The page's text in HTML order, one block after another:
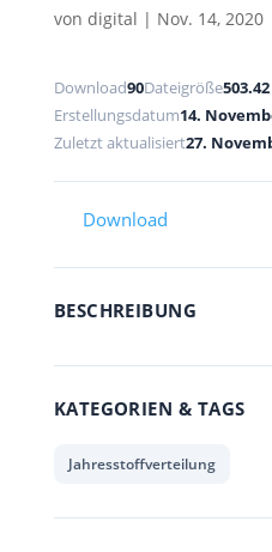
von digital | Nov. 14, 2020
Download90Dateigröße
Erstellungsdatum14.
Zuletzt aktualisiert27.
Download
BESCHREIBUNG
KATEGORIEN & TAGS
Jahresstoffverteilung